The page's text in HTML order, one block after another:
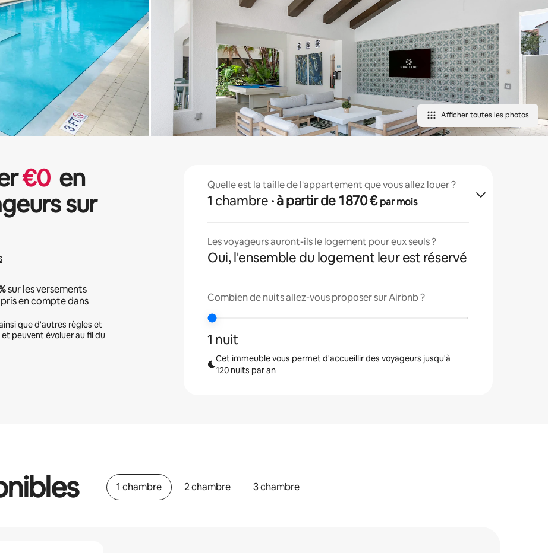
Afficher toutes les photos
€0 en
sur
sur les versements
en compte dans
que d'autres règles et
peuvent évoluer au fil du
Quelle est la taille de l'appartement que vous allez louer ?
1 chambre · à partir de 1 870 €par mois
Les voyageurs auront-ils le logement pour eux seuls ?
Oui, l'ensemble du logement leur est réservé
Combien de nuits allez-vous proposer sur Airbnb ?
1 nuit
Cet immeuble vous permet d'accueillir des voyageurs jusqu'à
120 nuits par an
1 chambre 2 chambre 3 chambre